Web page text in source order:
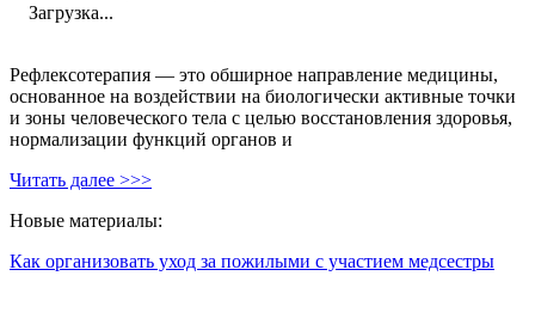
Загрузка...
Рефлексотерапия — это обширное направление медицины,
основанное на воздействии на биологически активные точки
и зоны человеческого тела с целью восстановления здоровья,
нормализации функций органов и
Читать далее >>>
Новые материалы:
Как организовать уход за пожилыми с участием медсестры